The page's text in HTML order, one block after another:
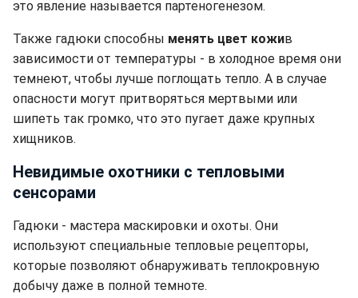
это явление называется партеногенезом.
Также гадюки способны менять цвет кожив
зависимости от температуры - в холодное время они
темнеют, чтобы лучше поглощать тепло. А в случае
опасности могут притворяться мертвыми или
шипеть так громко, что это пугает даже крупных
хищников.
Невидимые охотники с тепловыми
сенсорами
Гадюки - мастера маскировки и охоты. Они
используют специальные тепловые рецепторы,
которые позволяют обнаруживать теплокровную
добычу даже в полной темноте.